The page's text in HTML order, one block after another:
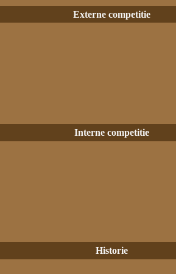
Externe competitie
Interne competitie
Historie